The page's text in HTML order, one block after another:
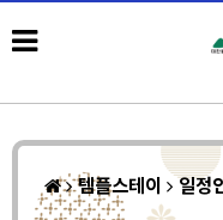
템플스테이 일정